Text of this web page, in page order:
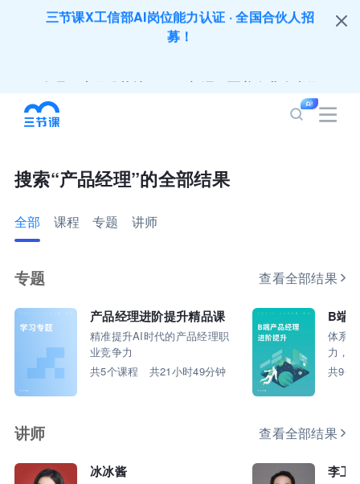
全员AI应用难落地？1000门课程覆盖企业全岗位
200+门DeepSeek应用课程免费体验，快带团队
培训人只给员工找学习资源，却忘记自己也要成长
企业正处于快速成长期，但员工能力跟不上发展？
8000门课程解决成长型企业所有岗位技能差距
营销获客｜流量转化｜数据驱动｜销售赢单 4000
AI职场发展实战课：深度解读AI在不同职业场景下
搜索“产品经理”的全部结果
全部 课程 专题 讲师
专题 查看全部结果
产品经理进阶提升精品课
精准提升AI时代的产品经理职
业竞争力
共5个课程 共21小时49分钟
B端
体系
力，
产品
共9个
讲师 查看全部结果
冰冰酱 李卫